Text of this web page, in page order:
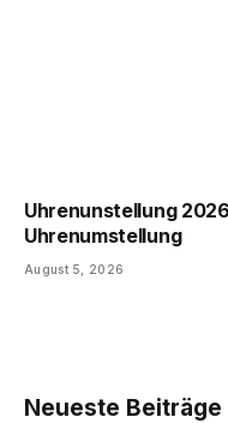
Uhrenunstellung
Uhrenumstellung
August 5, 2026
Neueste Beiträge